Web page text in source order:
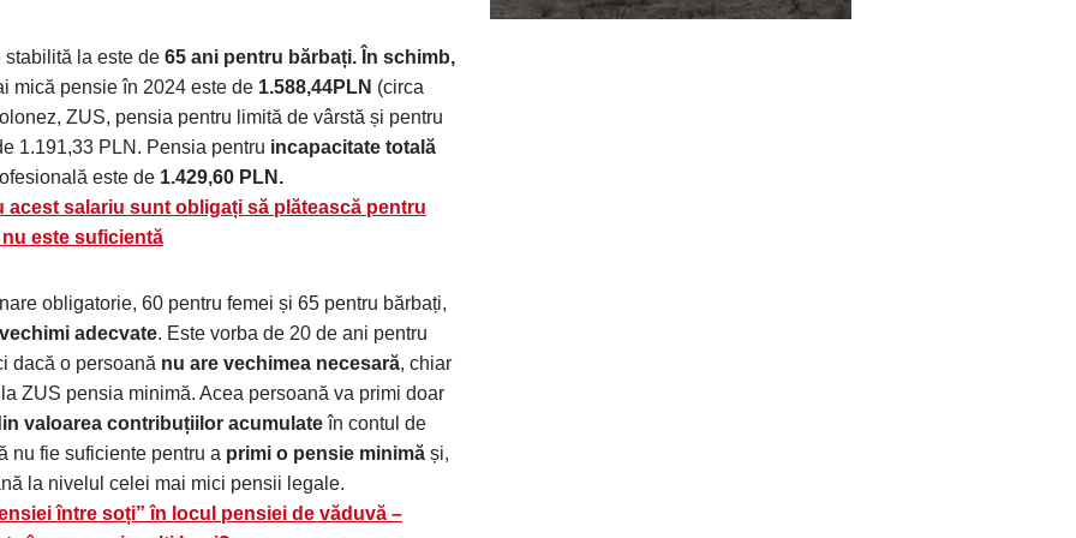
la este de 65 ani pentru bărbați. În schimb,
mică pensie în 2024 este de 1.588,44PLN (circa
ZUS, pensia pentru limită de vârstă și pentru
1.191,33 PLN. Pensia pentru incapacitate totală
este de 1.429,60 PLN.
acest salariu sunt obligați să plătească pentru
este suficientă
obligatorie, 60 pentru femei și 65 pentru bărbați,
adecvate. Este vorba de 20 de ani pentru
dacă o persoană nu are vechimea necesară, chiar
ZUS pensia minimă. Acea persoană va primi doar
valoarea contribuțiilor acumulateîn contul de
nu fie suficiente pentru a primi o pensie minimă și,
la nivelul celei mai mici pensii legale.
între soți” în locul pensiei de văduvă –